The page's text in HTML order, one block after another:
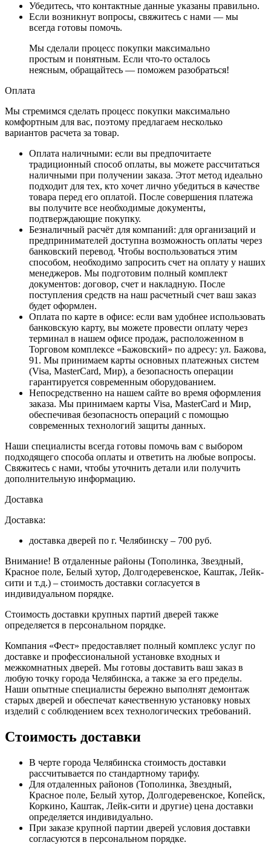
Убедитесь, что контактные данные указаны правильно.
Если возникнут вопросы, свяжитесь с нами — мы
всегда готовы помочь.
Мы сделали процесс покупки максимально
простым и понятным. Если что-то осталось
неясным, обращайтесь — поможем разобраться!
Оплата
Мы стремимся сделать процесс покупки максимально
комфортным для вас, поэтому предлагаем несколько
вариантов расчета за товар.
Оплата наличными: если вы предпочитаете
традиционный способ оплаты, вы можете рассчитаться
наличными при получении заказа. Этот метод идеально
подходит для тех, кто хочет лично убедиться в качестве
товара перед его оплатой. После совершения платежа
вы получите все необходимые документы,
подтверждающие покупку.
Безналичный расчёт для компаний: для организаций и
предпринимателей доступна возможность оплаты через
банковский перевод. Чтобы воспользоваться этим
способом, необходимо запросить счет на оплату у наших
менеджеров. Мы подготовим полный комплект
документов: договор, счет и накладную. После
поступления средств на наш расчетный счет ваш заказ
будет оформлен.
Оплата по карте в офисе: если вам удобнее использовать
банковскую карту, вы можете провести оплату через
терминал в нашем офисе продаж, расположенном в
Торговом комплексе «Бажовский» по адресу: ул. Бажова,
91. Мы принимаем карты основных платежных систем
(Visa, MasterCard, Мир), а безопасность операции
гарантируется современным оборудованием.
Непосредственно на нашем сайте во время оформления
заказа. Мы принимаем карты Visa, MasterCard и Мир,
обеспечивая безопасность операций с помощью
современных технологий защиты данных.
Наши специалисты всегда готовы помочь вам с выбором
подходящего способа оплаты и ответить на любые вопросы.
Свяжитесь с нами, чтобы уточнить детали или получить
дополнительную информацию.
Доставка
Доставка:
доставка дверей по г. Челябинску – 700 руб.
Внимание! В отдаленные районы (Тополинка, Звездный,
Красное поле, Белый хутор, Долгодеревенское, Каштак, Лейк-
сити и т.д.) – стоимость доставки согласуется в
индивидуальном порядке.
Стоимость доставки крупных партий дверей также
определяется в персональном порядке.
Компания «Фест» предоставляет полный комплекс услуг по
доставке и профессиональной установке входных и
межкомнатных дверей. Мы готовы доставить ваш заказ в
любую точку города Челябинска, а также за его пределы.
Наши опытные специалисты бережно выполнят демонтаж
старых дверей и обеспечат качественную установку новых
изделий с соблюдением всех технологических требований.
Стоимость доставки
В черте города Челябинска стоимость доставки
рассчитывается по стандартному тарифу.
Для отдаленных районов (Тополинка, Звездный,
Красное поле, Белый хутор, Долгодеревенское, Копейск,
Коркино, Каштак, Лейк-сити и другие) цена доставки
определяется индивидуально.
При заказе крупной партии дверей условия доставки
согласуются в персональном порядке.